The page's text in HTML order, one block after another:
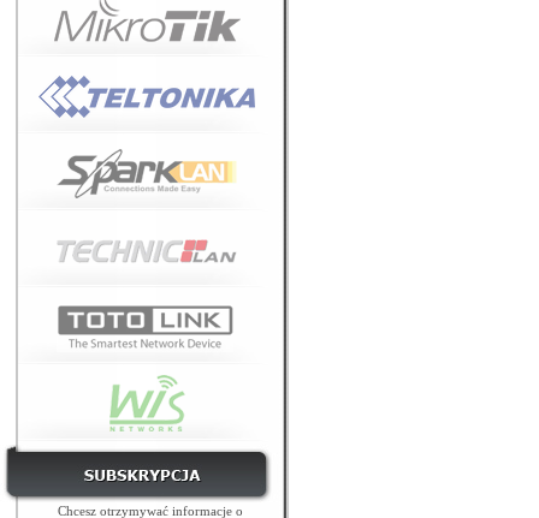
Chcesz otrzymywać informacje o